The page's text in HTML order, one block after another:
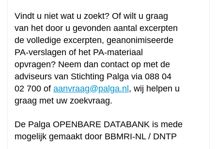
Vindt u niet wat u zoekt? Of wilt u graag
van het door u gevonden aantal excerpten
de volledige excerpten, geanonimiseerde
PA-verslagen of het PA-materiaal
opvragen? Neem dan contact op met de
adviseurs van Stichting Palga via 088 04
02 700 of aanvraag@palga.nl, wij helpen u
graag met uw zoekvraag.
De Palga OPENBARE DATABANK is mede
mogelijk gemaakt door BBMRI-NL / DNTP